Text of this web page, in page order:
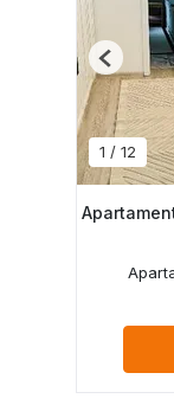
1 / 12
Previous